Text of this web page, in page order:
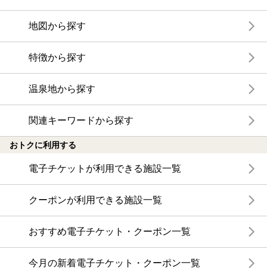
地図から探す
特徴から探す
温泉地から探す
関連キーワードから探す
おトクに利用する
電子チケットが利用できる施設一覧
クーポンが利用できる施設一覧
おすすめ電子チケット・クーポン一覧
今月の新着電子チケット・クーポン一覧